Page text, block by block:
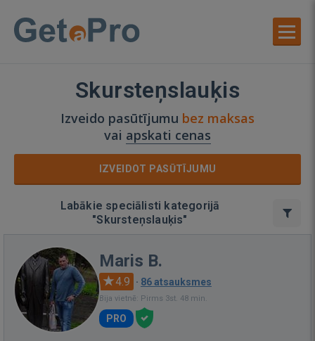
Skursteņslauķis
Izveido pasūtījumu bez maksas
vai apskati cenas
IZVEIDOT PASŪTĪJUMU
Labākie speciālisti kategorijā
"Skursteņslauķis"
Maris B.
4.9 · 86 atsauksmes
Bija vietnē: Pirms 3st. 48 min.
PRO